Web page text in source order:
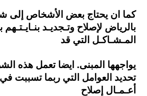
كما ان يحتاج بعض الأشخاص إلى
بالرياض لإصلاح وتـجديـد
المـشـاكـل التي قد
يواجهها المبنى. ايضا تعمل هذه
تحديد العوامل التي ربما تسببت
أعـمـال إصلاح